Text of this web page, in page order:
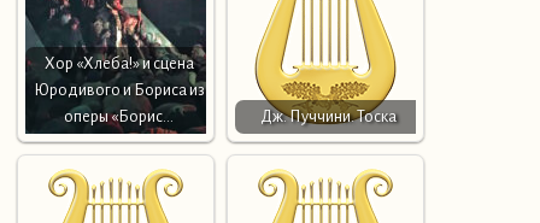
Хор «Хлеба!» и сцена
Юродивого и Бориса из
оперы «Борис…
Дж. Пуччини. Тоска